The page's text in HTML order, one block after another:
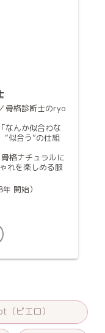
骨格診断士のryo
なんか似合わな
似合う”の仕組
格ナチュラルに
れを楽しめる服
開始）
ピエロ）